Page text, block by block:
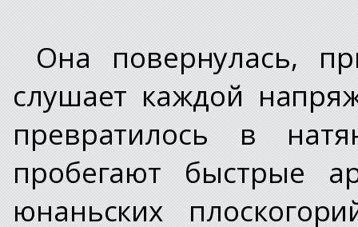
Она повернулась,
слушает каждой
превратилось в
пробегают быстрые
юнаньских